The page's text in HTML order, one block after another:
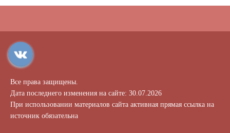
Все права защищены.
Дата последнего изменения на сайте: 30.07.2026
При использовании материалов сайта активная прямая ссылка на
источник обязательна